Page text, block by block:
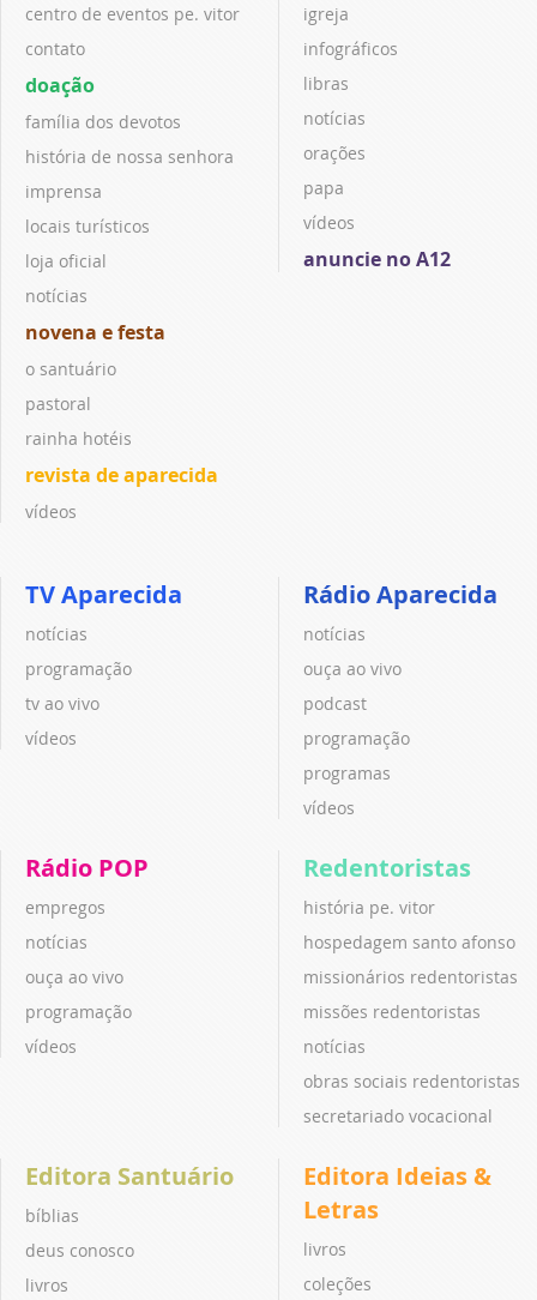
centro de eventos pe. vitor
contato
doação
família dos devotos
história de nossa senhora
imprensa
locais turísticos
loja oficial
notícias
novena e festa
o santuário
pastoral
rainha hotéis
revista de aparecida
vídeos
igreja
infográficos
libras
notícias
orações
papa
vídeos
anuncie no A12
TV Aparecida
notícias
programação
tv ao vivo
vídeos
Rádio Aparecida
notícias
ouça ao vivo
podcast
programação
programas
vídeos
Rádio POP
empregos
notícias
ouça ao vivo
programação
vídeos
Redentoristas
história pe. vitor
hospedagem santo afonso
missionários redentoristas
missões redentoristas
notícias
obras sociais redentoristas
secretariado vocacional
Editora Santuário
bíblias
deus conosco
livros
Editora Ideias &
Letras
livros
coleções